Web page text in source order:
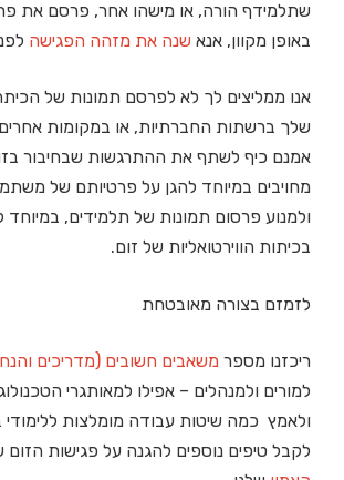
שתלמידף הורה, או מישהו אחר, פרסם את
באופן מקוון, אנא שנה את מזהה הפגישה
אנו ממליצים לך לא לפרסם תמונות של הכיתה
שלך ברשתות החברתיות, או במקומות
אמנם כיף לשתף את ההתרגשות שבחיבור
מחויבים במיוחד להגן על פרטיותם של
ולמנוע פרסום תמונות של תלמידים, במיוחד
בכיתות הווירטואליות של זום.
לזמזם בצורה מאובטחת
ריכזנו מספר משאבים חשובים (מדריכים
למורים ולמנהלים – אפילו למאותגרי
ולאמץ כמה שיטות עבודה מומלצות ללימודי
לקבל טיפים נוספים להגנה על פגישות הזום